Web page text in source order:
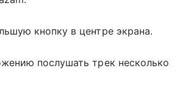
кнопку в центре экрана.
послушать трек несколько